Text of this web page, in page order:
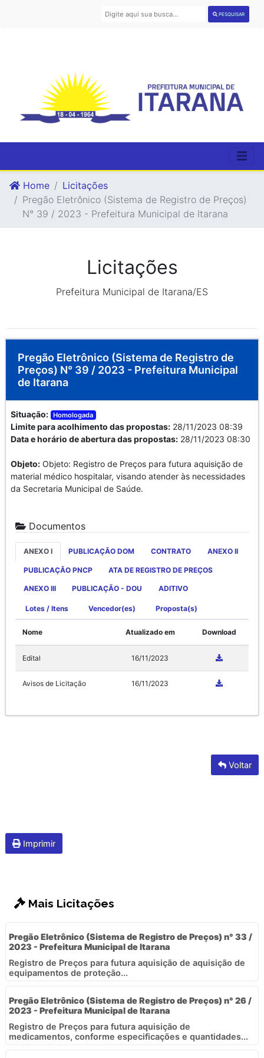
PESQUISAR
Home
Licitações
Pregão Eletrônico (Sistema de Registro de Preços)
N° 39 / 2023 - Prefeitura Municipal de Itarana
Licitações
Prefeitura Municipal de Itarana/ES
Pregão Eletrônico (Sistema de Registro de
Preços) N° 39 / 2023 - Prefeitura Municipal
de Itarana
Situação: Homologada
Limite para acolhimento das propostas: 28/11/2023 08:39
Data e horário de abertura das propostas: 28/11/2023 08:30
Objeto: Objeto: Registro de Preços para futura aquisição de
material médico hospitalar, visando atender às necessidades
da Secretaria Municipal de Saúde.
Documentos
ANEXO I PUBLICAÇÃO DOM CONTRATO ANEXO II
PUBLICAÇÃO PNCP ATA DE REGISTRO DE PREÇOS
ANEXO III PUBLICAÇÃO - DOU ADITIVO
Lotes / Itens Vencedor(es) Proposta(s)
Nome Atualizado em Download
Edital 16/11/2023
Avisos de Licitação 16/11/2023
Voltar
Imprimir
Mais Licitações
Pregão Eletrônico (Sistema de Registro de Preços) n° 33 /
2023 - Prefeitura Municipal de Itarana
Registro de Preços para futura aquisição de aquisição de
equipamentos de proteção...
Pregão Eletrônico (Sistema de Registro de Preços) n° 26 /
2023 - Prefeitura Municipal de Itarana
Registro de Preços para futura aquisição de
medicamentos, conforme especificações e quantidades...